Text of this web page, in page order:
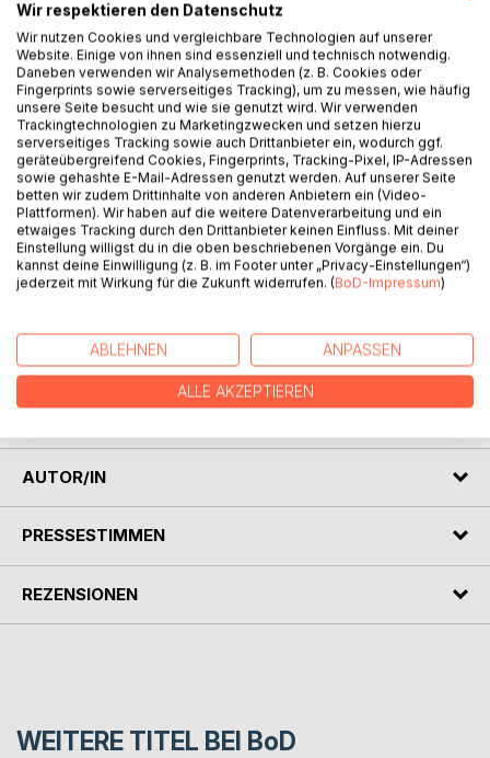
IN DEN WARENKORB
Auf die Merkliste
Titel bewerten
BESCHREIBUNG
Von A - Z, von Alderode bis zum Zabre, nicht ganz ernst zu
nehmende Gedichte, begleitet von kurzen Geschichten aus
dem fast wahren Leben der Autoren, aufgelockert durch
bunte Illustrationen.
AUTOR/IN
PRESSESTIMMEN
REZENSIONEN
WEITERE TITEL BEI BoD
Wir respektieren den Datenschutz
Wir nutzen Cookies und vergleichbare Technologien auf unserer
Website. Einige von ihnen sind essenziell und technisch notwendig.
Daneben verwenden wir Analysemethoden (z. B. Cookies oder
Fingerprints sowie serverseitiges Tracking), um zu messen, wie häufig
unsere Seite besucht und wie sie genutzt wird. Wir verwenden
Trackingtechnologien zu Marketingzwecken und setzen hierzu
serverseitiges Tracking sowie auch Drittanbieter ein, wodurch ggf.
geräteübergreifend Cookies, Fingerprints, Tracking-Pixel, IP-Adressen
sowie gehashte E-Mail-Adressen genutzt werden. Auf unserer Seite
betten wir zudem Drittinhalte von anderen Anbietern ein (Video-
Plattformen). Wir haben auf die weitere Datenverarbeitung und ein
etwaiges Tracking durch den Drittanbieter keinen Einfluss. Mit deiner
Einstellung willigst du in die oben beschriebenen Vorgänge ein. Du
kannst deine Einwilligung (z. B. im Footer unter „Privacy-Einstellungen“)
jederzeit mit Wirkung für die Zukunft widerrufen. (BoD-Impressum)
ABLEHNEN ANPASSEN
ALLE AKZEPTIEREN